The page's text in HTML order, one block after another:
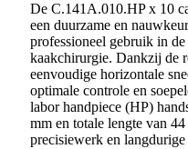
De C.141A.010.HP x 10
een duurzame en
professioneel gebruik in
kaakchirurgie. Dankzij de
eenvoudige horizontale
optimale controle en
labor handpiece (HP)
mm en totale lengte van
precisiewerk en